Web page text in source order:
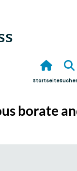
Startseite
borate